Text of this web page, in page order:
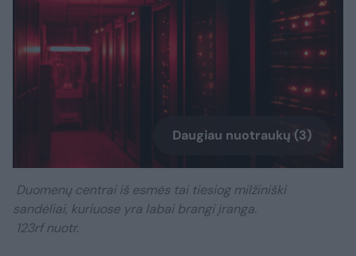
Daugiau nuotraukų (3)
Duomenų centrai iš esmės tai tiesiog milžiniški
sandėliai, kuriuose yra labai brangi įranga.
123rf nuotr.